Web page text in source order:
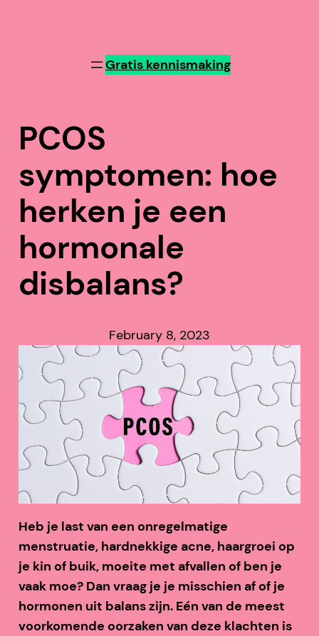
Gratis kennismaking
PCOS
symptomen: hoe
herken je een
hormonale
disbalans?
February 8, 2023
Heb je last van een onregelmatige
menstruatie, hardnekkige acne, haargroei op
je kin of buik, moeite met afvallen of ben je
vaak moe? Dan vraag je je misschien af of je
hormonen uit balans zijn. Eén van de meest
voorkomende oorzaken van deze klachten is